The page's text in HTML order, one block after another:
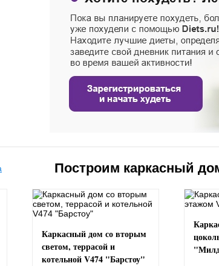
Построим каркасный
Каркасный дом со вторым
светом, террасой и
котельной V474 "Барстоу"